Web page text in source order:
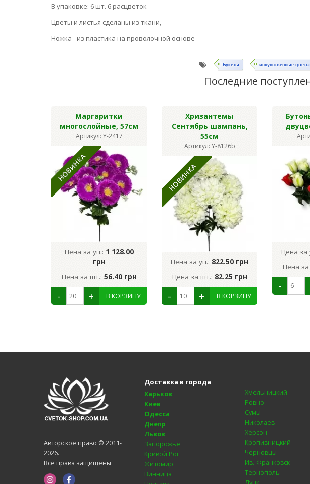
В упаковке: 6 шт. 6 расцветок
Цветы и листья сделаны из ткани,
Ножка - из пластика на проволочной основе
Букеты искусственные
Последние
Маргаритки
многослойные, 57см
Артикул: Y-2417
Цена за уп.: 1 128.00
грн
Цена за шт.: 56.40 грн
Хризантемы
Сентябрь шампань,
55см
Артикул: Y-8126b
Цена за уп.: 822.50 грн
Цена за шт.: 82.25 грн
Цена за
Цена
Авторское право © 2011-
2026.
Все права защищены
Доставка в города
Харьков
Киев
Одесса
Днепр
Львов
Запорожье
Кривой Рог
Житомир
Винница
Хмельницкий
Ровно
Сумы
Николаев
Херсон
Кропивницкий
Черновцы
Ив.-Франковск
Тернополь